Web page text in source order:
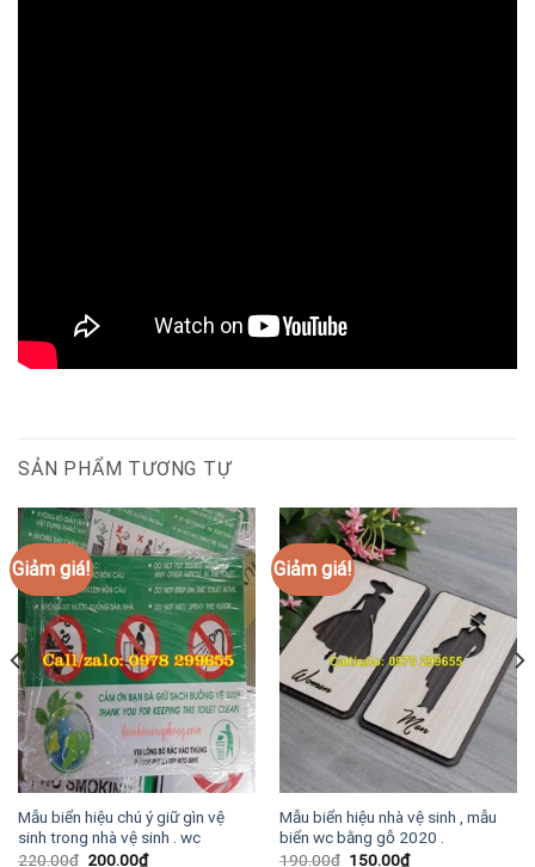
SẢN PHẨM TƯƠNG TỰ
Giảm giá!
Mẫu biển hiệu chú ý giữ gìn vệ
sinh trong nhà vệ sinh . wc
220.00₫ Giá
200.00₫Giá
Giảm giá!
Mẫu biển hiệu nhà vệ sinh , mẫu
biển wc bằng gỗ 2020 .
190.00₫ Giá
150.00₫Giá